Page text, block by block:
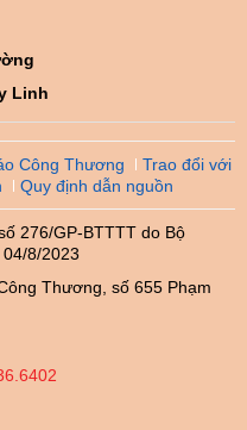
Linh
Công Thương
Trao đổi với
Quy định dẫn nguồn
276/GP-BTTTT do Bộ
8/2023
Thương, số 655 Phạm